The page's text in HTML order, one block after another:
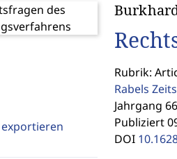
Rubrik:
Rabels
Jahrgang
Publiziert
DOI